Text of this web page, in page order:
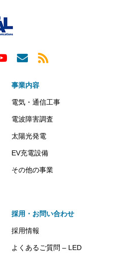
事業内容
電気・通信工事
電波障害調査
太陽光発電
EV充電設備
その他の事業
採用・お問い合わせ
採用情報
よくあるご質問 – LED